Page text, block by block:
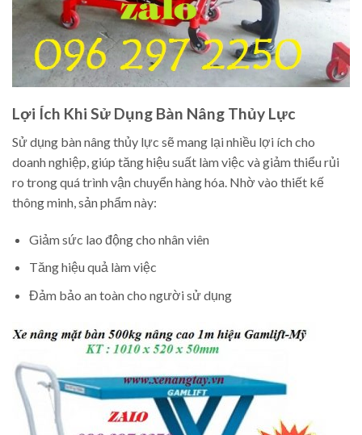
Lợi Ích Khi Sử Dụng Bàn Nâng Thủy Lực
Sử dụng bàn nâng thủy lực sẽ mang lại nhiều lợi ích cho
doanh nghiệp, giúp tăng hiệu suất làm việc và giảm thiểu rủi
ro trong quá trình vận chuyển hàng hóa. Nhờ vào thiết kế
thông minh, sản phẩm này:
Giảm sức lao động cho nhân viên
Tăng hiệu quả làm việc
Đảm bảo an toàn cho người sử dụng